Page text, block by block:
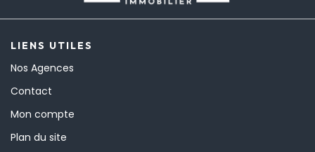
LIENS UTILES
Nos Agences
Contact
Mon compte
Plan du site